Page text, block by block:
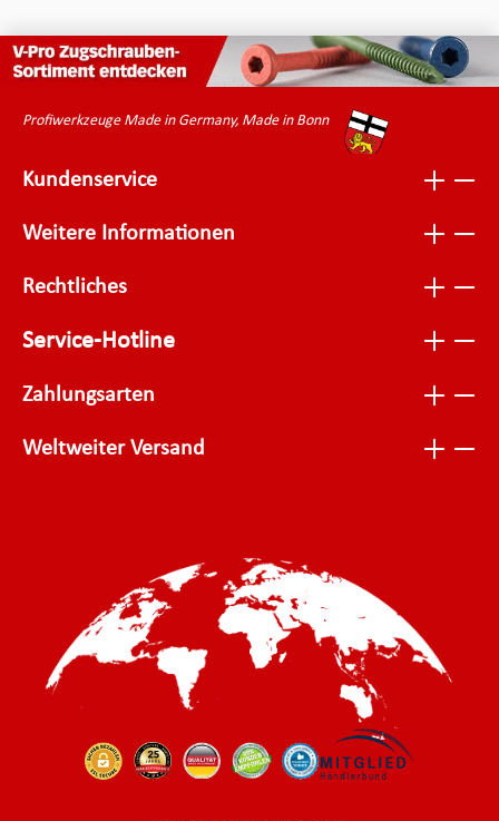
Profiwerkzeuge Made in Germany, Made in Bonn
Kundenservice
Weitere Informationen
Rechtliches
Service-Hotline
Zahlungsarten
Weltweiter Versand